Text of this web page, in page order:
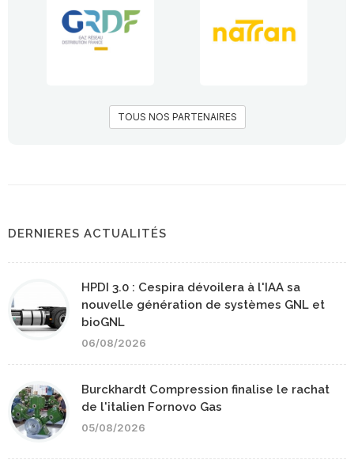
TOUS NOS PARTENAIRES
DERNIERES ACTUALITÉS
HPDI 3.0 : Cespira dévoilera à l'IAA sa
nouvelle génération de systèmes GNL et
bioGNL
06/08/2026
Burckhardt Compression finalise le rachat
de l'italien Fornovo Gas
05/08/2026